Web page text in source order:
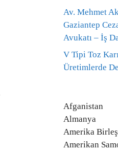
Av. Mehmet
Gaziantep
Avukatı – İş
V Tipi Toz
Üretimlerde
Afganistan
Almanya
Amerika
Amerikan